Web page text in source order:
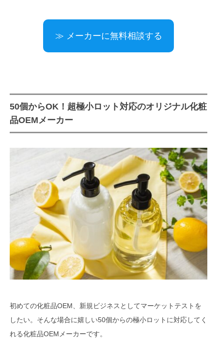
株式会社Masway（神奈川）
オリジナルのハンドクリームが、
極小ロットでのオリジナルコスメ開
発。メーカー選びのポイントは？
≫ メーカーに無料相談する
50個からOK！超極小ロット対応のオリジナル化粧
品OEMメーカー
初めての化粧品OEM、新規ビジネスとしてマーケットテストを
したい。そんな場合に嬉しい50個からの極小ロットに対応してく
れる化粧品OEMメーカーです。